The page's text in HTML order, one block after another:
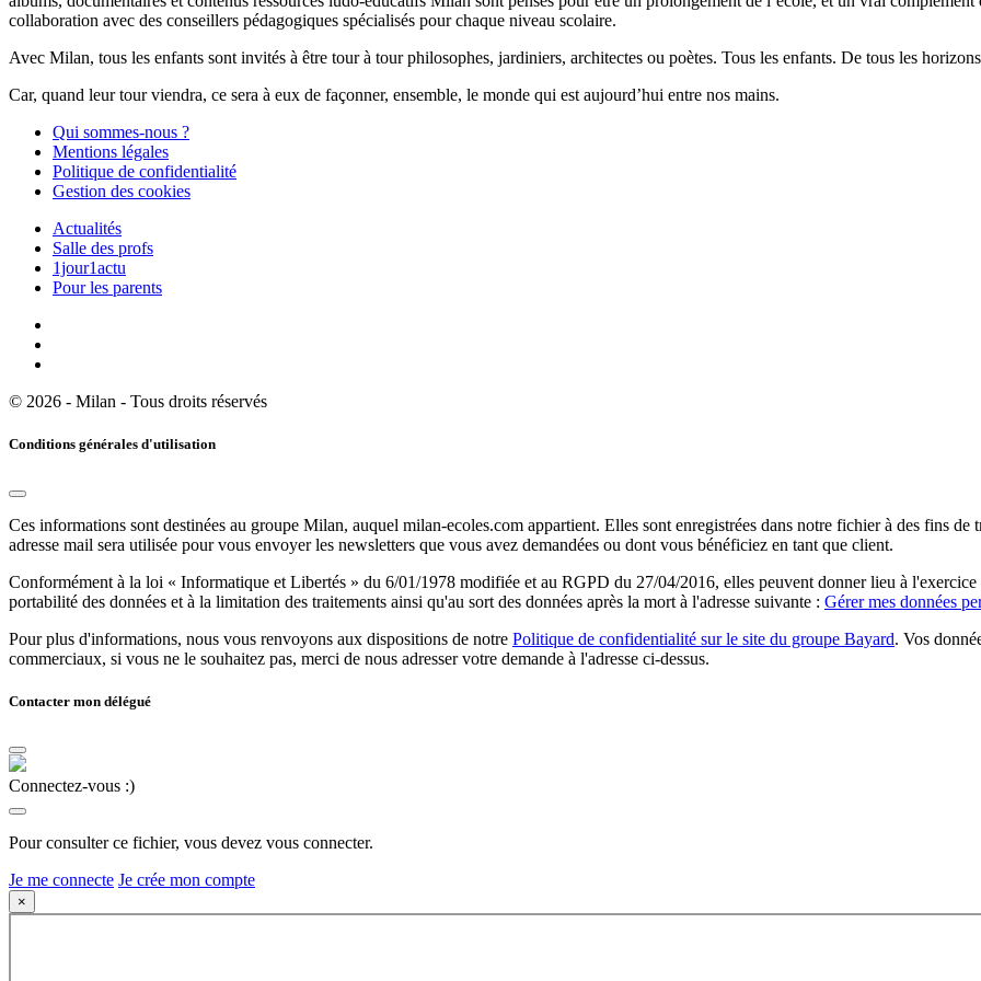
collaboration avec des conseillers pédagogiques spécialisés pour chaque niveau scolaire.
Avec Milan, tous les enfants sont invités à être tour à tour philosophes, jardiniers, architectes ou poètes. Tous les enfants. De tous les
Car, quand leur tour viendra, ce sera à eux de façonner, ensemble, le monde qui est aujourd’hui entre nos mains.
Qui sommes-nous ?
Mentions légales
Politique de confidentialité
Gestion des cookies
Actualités
Salle des profs
1jour1actu
Pour les parents
© 2026 - Milan - Tous droits réservés
Conditions générales d'utilisation
Ces informations sont destinées au groupe Milan, auquel milan-ecoles.com appartient. Elles sont enregistrées dans notre fichier à des fins
adresse mail sera utilisée pour vous envoyer les newsletters que vous avez demandées ou dont vous bénéficiez en tant que client.
Conformément à la loi « Informatique et Libertés » du 6/01/1978 modifiée et au RGPD du 27/04/2016, elles peuvent donner lieu à
portabilité des données et à la limitation des traitements ainsi qu'au sort des données après la mort à l'adresse suivante : Gérer mes données
Pour plus d'informations, nous vous renvoyons aux dispositions de notre Politique de confidentialité sur le site du groupe Bayard. Vos
commerciaux, si vous ne le souhaitez pas, merci de nous adresser votre demande à l'adresse ci-dessus.
Contacter mon délégué
Connectez-vous :)
Pour consulter ce fichier, vous devez vous connecter.
Je me connecte Je crée mon compte
×